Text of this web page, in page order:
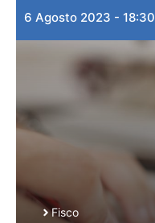
6 Agosto 2023 - 18:30
Fisco